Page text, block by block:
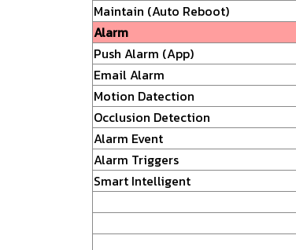
Maintain (Auto Reboot)
Alarm
Push Alarm (App)
Email Alarm
Motion Datection
Occlusion Detection
Alarm Event
Alarm Triggers
Smart Intelligent